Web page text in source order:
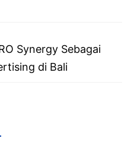
Synergy Sebagai
di Bali